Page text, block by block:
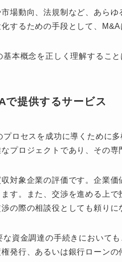
場動向、法規制など、あら
するための手段として、M&A
基本概念を正しく理解するこ
で提供するサービス
ロセスを成功に導くために
プロジェクトであり、その専
対象企業の評価です。企業
す。また、交渉を進める上
の際の相談役としても頼りに
な資金調達の手続きにおいて
発行、あるいは銀行ローンの